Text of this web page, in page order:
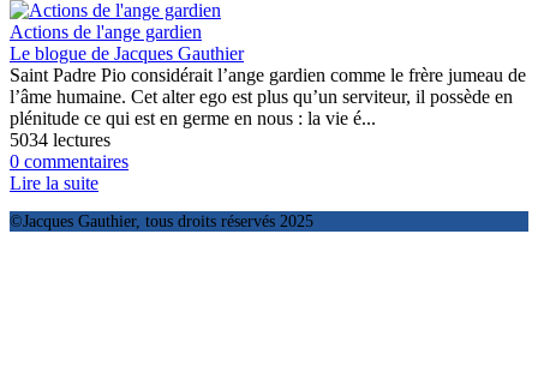
Actions de l'ange gardien
Le blogue de Jacques Gauthier
Saint Padre Pio considérait l’ange gardien comme le frère jumeau de
l’âme humaine. Cet alter ego est plus qu’un serviteur, il possède en
plénitude ce qui est en germe en nous : la vie é...
5034 lectures
0 commentaires
Lire la suite
©Jacques Gauthier, tous droits réservés 2025